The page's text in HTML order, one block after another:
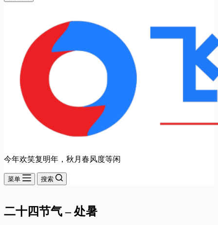
今年欢笑复明年，秋月春风度等闲
菜单 搜索
二十四节气 – 处暑